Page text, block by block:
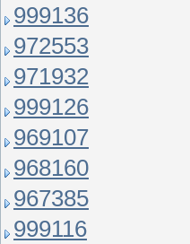
999136
972553
971932
999126
969107
968160
967385
999116